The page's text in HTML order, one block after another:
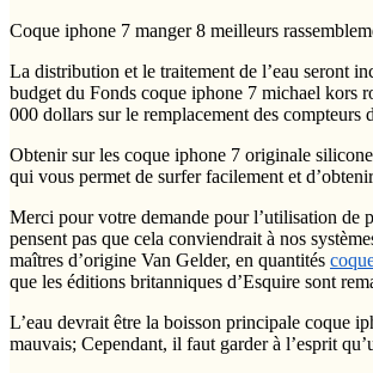
Coque iphone 7 manger 8 meilleurs
La distribution et le traitement de l’eau seront
budget du Fonds coque iphone 7 michael kors
000 dollars sur le remplacement des compteurs
Obtenir sur les coque iphone 7 originale
qui vous permet de surfer facilement et
Merci pour votre demande pour l’utilisation de
pensent pas que cela conviendrait à nos
maîtres d’origine Van Gelder, en quantités
que les éditions britanniques d’Esquire sont
L’eau devrait être la boisson principale coque
mauvais; Cependant, il faut garder à l’esprit